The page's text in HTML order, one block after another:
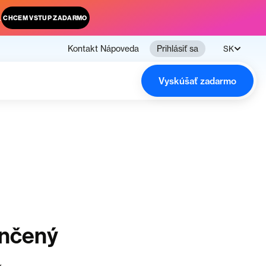
CHCEM VSTUP ZADARMO
Kontakt Nápoveda Prihlásiť sa SK
Vyskúšať zadarmo